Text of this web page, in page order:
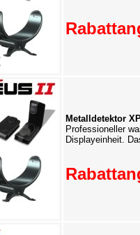
Metalldetektor
Professioneller
Displayeinheit.